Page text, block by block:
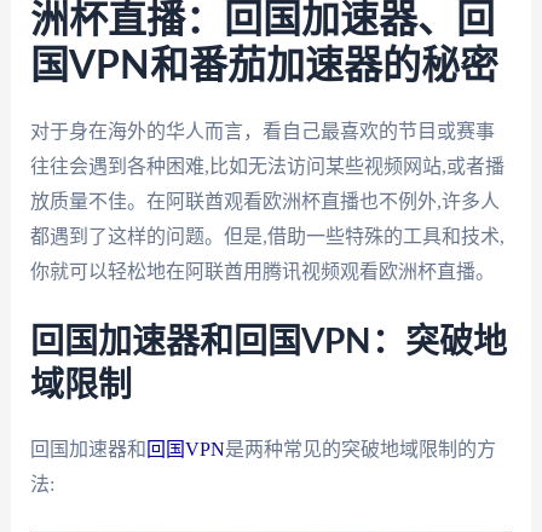
洲杯直播：回国加速器、回
国VPN和番茄加速器的秘密
对于身在海外的华人而言，看自己最喜欢的节目或赛事
往往会遇到各种困难,比如无法访问某些视频网站,或者播
放质量不佳。在阿联酋观看欧洲杯直播也不例外,许多人
都遇到了这样的问题。但是,借助一些特殊的工具和技术,
你就可以轻松地在阿联酋用腾讯视频观看欧洲杯直播。
回国加速器和回国VPN：突破地
域限制
回国加速器和 回国VPN是两种常见的突破地域限制的方
法: